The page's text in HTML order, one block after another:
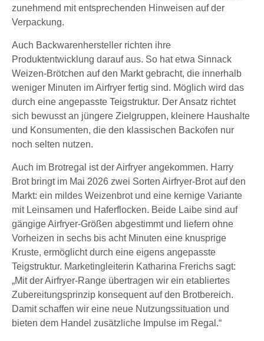
zunehmend mit entsprechenden Hinweisen auf der
Verpackung.
Auch Backwarenhersteller richten ihre
Produktentwicklung darauf aus. So hat etwa Sinnack
Weizen-Brötchen auf den Markt gebracht, die innerhalb
weniger Minuten im Airfryer fertig sind. Möglich wird das
durch eine angepasste Teigstruktur. Der Ansatz richtet
sich bewusst an jüngere Zielgruppen, kleinere Haushalte
und Konsumenten, die den klassischen Backofen nur
noch selten nutzen.
Auch im Brotregal ist der Airfryer angekommen. Harry
Brot bringt im Mai 2026 zwei Sorten Airfryer-Brot auf den
Markt: ein mildes Weizenbrot und eine kernige Variante
mit Leinsamen und Haferflocken. Beide Laibe sind auf
gängige Airfryer-Größen abgestimmt und liefern ohne
Vorheizen in sechs bis acht Minuten eine knusprige
Kruste, ermöglicht durch eine eigens angepasste
Teigstruktur. Marketingleiterin Katharina Frerichs sagt:
„Mit der Airfryer-Range übertragen wir ein etabliertes
Zubereitungsprinzip konsequent auf den Brotbereich.
Damit schaffen wir eine neue Nutzungssituation und
bieten dem Handel zusätzliche Impulse im Regal.“